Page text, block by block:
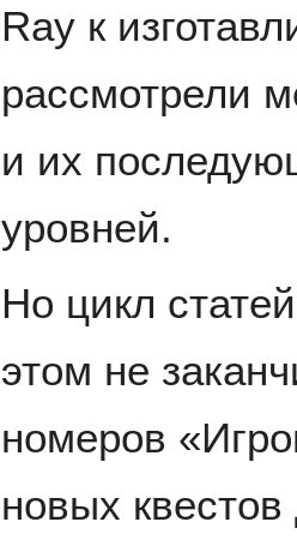
Ray к
рассмотрели
и их
уровней.
Но цикл
этом не
номеров
новых